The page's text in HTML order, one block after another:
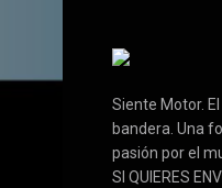
Siente Motor.
bandera. Una
pasión por el
SI QUIERES